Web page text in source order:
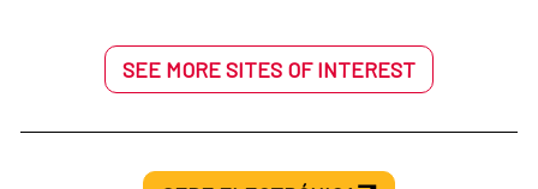
SEE MORE SITES OF INTEREST